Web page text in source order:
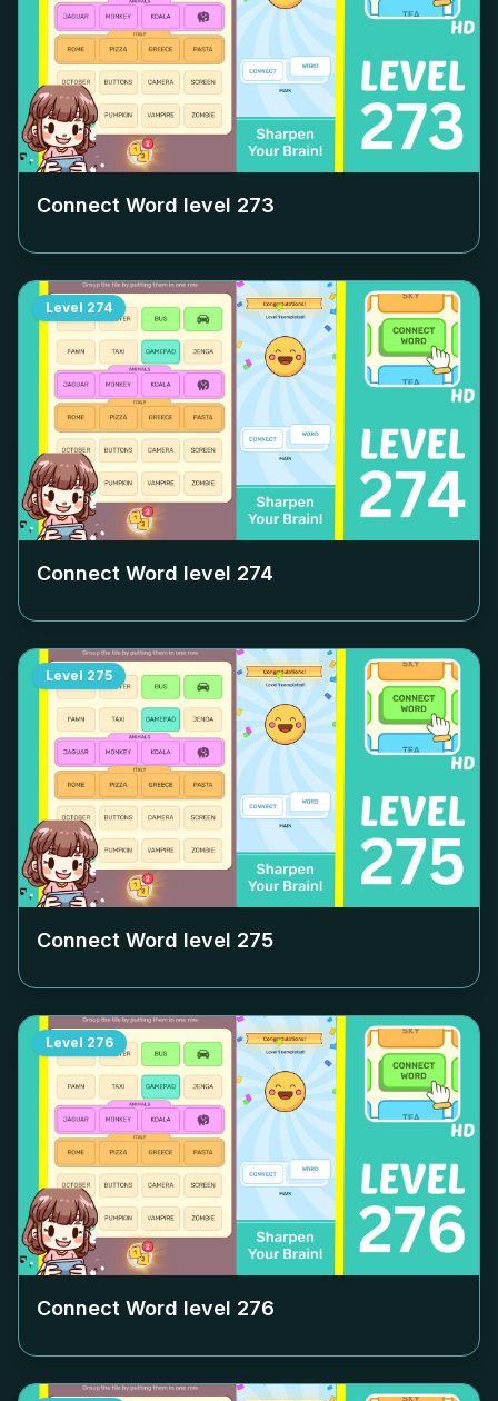
Connect Word level 273
Level 274
Connect Word level 274
Level 275
Connect Word level 275
Level 276
Connect Word level 276